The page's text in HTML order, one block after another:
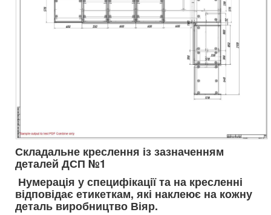
Складальне креслення із зазначенням
деталей ДСП №1
Нумерація у специфікації та на кресленні
відповідає етикеткам, які наклеює на кожну
деталь виробництво Віяр.